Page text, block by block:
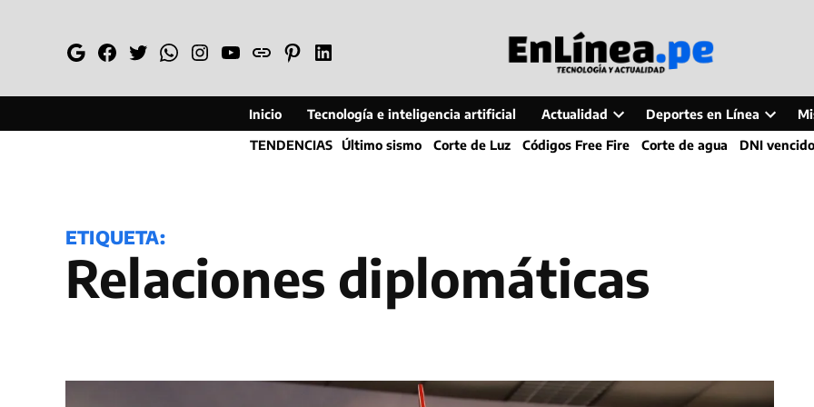
GoogleFacebook
TwitterWhatsapp
Instagram
YouTube
WebPinterestLinkedin
Inicio Tecnología e inteligencia artificial Actualidad
Open
dropdown
Deportes en Línea
Open
dropdown
TENDENCIAS Último sismo Corte de Luz Códigos Free Fire Corte de agua DNI vencido
ETIQUETA:
relaciones diplomáticas